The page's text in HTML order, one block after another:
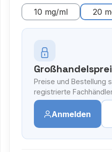
10 mg/ml
20
Preise und Bestellung
registrierte
Anmelden